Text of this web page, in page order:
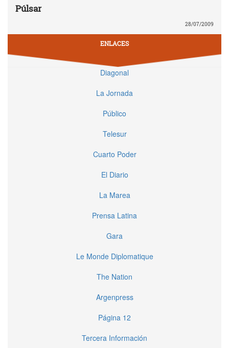
Púlsar
28/07/2009
ENLACES
Diagonal
La Jornada
Público
Telesur
Cuarto Poder
El Diario
La Marea
Prensa Latina
Gara
Le Monde Diplomatique
The Nation
Argenpress
Página 12
Tercera Información